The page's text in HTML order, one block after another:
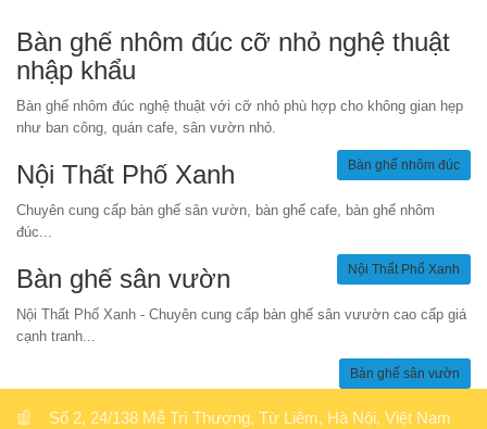
Bàn ghế nhôm đúc cỡ nhỏ nghệ thuật
nhập khẩu
Bàn ghế nhôm đúc nghệ thuật với cỡ nhỏ phù hợp cho không gian hẹp
như ban công, quán cafe, sân vườn nhỏ.
Bàn ghế nhôm đúc
Nội Thất Phố Xanh
Chuyên cung cấp bàn ghế sân vườn, bàn ghế cafe, bàn ghế nhôm
đúc...
Nội Thất Phố Xanh
Bàn ghế sân vườn
Nội Thất Phố Xanh - Chuyên cung cấp bàn ghế sân vưườn cao cấp giá
cạnh tranh...
Bàn ghế sân vườn
Số 2, 24/138 Mễ Trì Thượng, Từ Liêm, Hà Nội, Việt Nam